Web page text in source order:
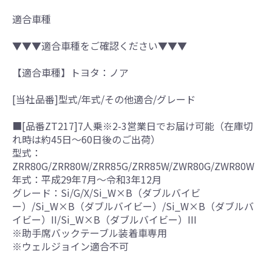
適合車種
▼▼▼適合車種をご確認ください▼▼▼
【適合車種】トヨタ：ノア
[当社品番]型式/年式/その他適合/グレード
■[品番ZT217]7人乗※2-3営業日でお届け可能（在庫切
れ時は約45日～60日後のご出荷）
型式：
ZRR80G/ZRR80W/ZRR85G/ZRR85W/ZWR80G/ZWR80W
年式：平成29年7月～令和3年12月
グレード：Si/G/X/Si_W×B（ダブルバイビ
ー）/Si_W×B（ダブルバイビー）/Si_W×B（ダブルバ
イビー）II/Si_W×B（ダブルバイビー）III
※助手席バックテーブル装着車専用
※ウェルジョイン適合不可